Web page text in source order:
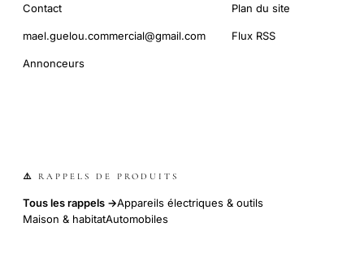
Contact
mael.guelou.commercial@gmail.com
Annonceurs
Plan du site
Flux RSS
⚠️ RAPPELS DE PRODUITS
Tous les rappels →Appareils électriques & outils
Maison & habitatAutomobiles